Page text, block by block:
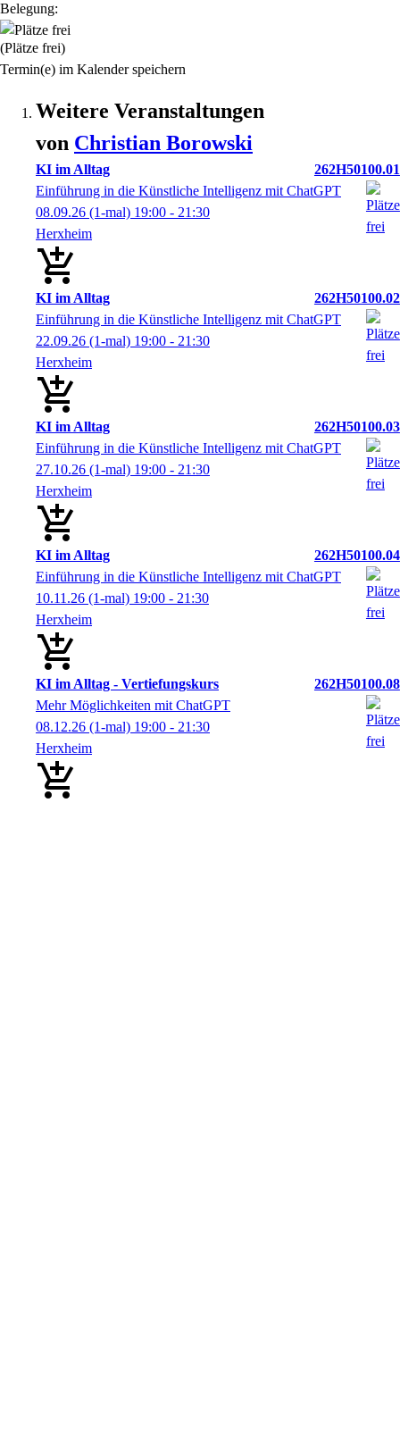
Belegung:
(Plätze frei)
Termin(e) im Kalender speichern
Weitere Veranstaltungen
von Christian Borowski
KI im Alltag
262H50100.01
Einführung in die Künstliche Intelligenz mit ChatGPT
08.09.26 (1-mal) 19:00 - 21:30
Herxheim
KI im Alltag
262H50100.02
Einführung in die Künstliche Intelligenz mit ChatGPT
22.09.26 (1-mal) 19:00 - 21:30
Herxheim
KI im Alltag
262H50100.03
Einführung in die Künstliche Intelligenz mit ChatGPT
27.10.26 (1-mal) 19:00 - 21:30
Herxheim
KI im Alltag
262H50100.04
Einführung in die Künstliche Intelligenz mit ChatGPT
10.11.26 (1-mal) 19:00 - 21:30
Herxheim
KI im Alltag - Vertiefungskurs
262H50100.08
Mehr Möglichkeiten mit ChatGPT
08.12.26 (1-mal) 19:00 - 21:30
Herxheim